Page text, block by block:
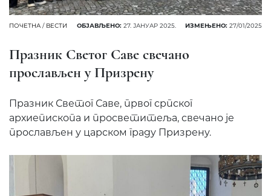
ПОЧЕТНА / ВЕСТИ ОБЈАВЉЕНО: 27. ЈАНУАР 2025. ИЗМЕЊЕНО: 27/01/2025
Празник Светог Саве свечано
прослављен у Призрену
Празник Светог Саве, првог српског
архиепископа и просветитеља, свечано је
прослављен у царском граду Призрену.